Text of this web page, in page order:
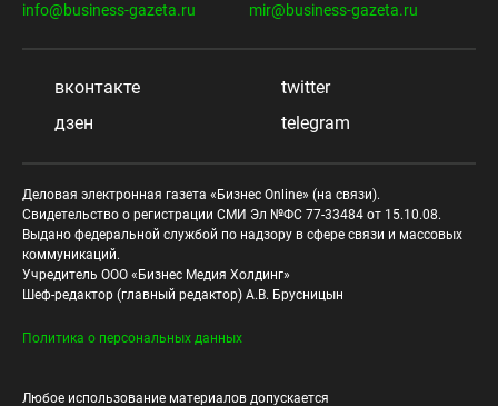
info@business-gazeta.ru
mir@business-gazeta.ru
вконтакте
twitter
дзен
telegram
Деловая электронная газета «Бизнес Online» (на связи).
Свидетельство о регистрации СМИ Эл №ФС 77-33484 от 15.10.08.
Выдано федеральной службой по надзору в сфере связи и массовых
коммуникаций.
Учредитель ООО «Бизнес Медия Холдинг»
Шеф-редактор (главный редактор) А.В. Брусницын
Политика о персональных данных
Любое использование материалов допускается